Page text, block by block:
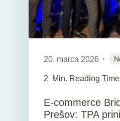
20. marca 2026
2 Min. Reading Time
E-commerce
Prešov: TPA